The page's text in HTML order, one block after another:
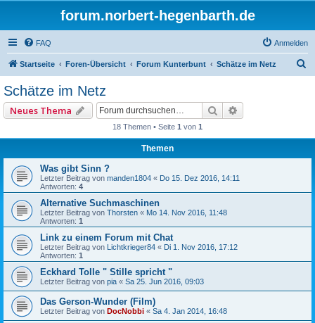
forum.norbert-hegenbarth.de
FAQ Anmelden
Startseite Foren-Übersicht Forum Kunterbunt Schätze im Netz
Schätze im Netz
Neues Thema Suche
18 Themen • Seite 1 von 1
Themen
Was gibt Sinn ?
Letzter Beitrag von manden1804 « Do 15. Dez 2016, 14:11
Antworten: 4
Alternative Suchmaschinen
Letzter Beitrag von Thorsten « Mo 14. Nov 2016, 11:48
Antworten: 1
Link zu einem Forum mit Chat
Letzter Beitrag von Lichtkrieger84 « Di 1. Nov 2016, 17:12
Antworten: 1
Eckhard Tolle " Stille spricht "
Letzter Beitrag von pia « Sa 25. Jun 2016, 09:03
Das Gerson-Wunder (Film)
Letzter Beitrag von DocNobbi « Sa 4. Jan 2014, 16:48